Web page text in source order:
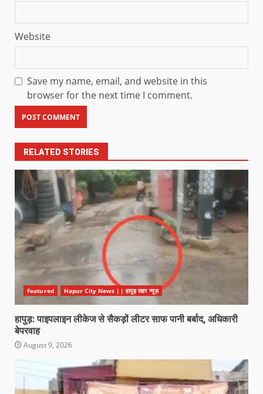
Website
Save my name, email, and website in this
browser for the next time I comment.
RELATED STORIES
Featured Hapur City News || हापुड़ शहर न्यूज़
हापुड़: पाइपलाइन लीकेज से सैकड़ों लीटर साफ पानी बर्बाद, अधिकारी
बेपरवाह
August 9, 2026